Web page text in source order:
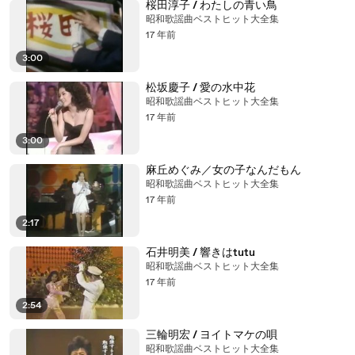
3:00
桜田淳子 / わたしの青い鳥
昭和歌謡曲ベストヒット大全集
17 年前
3:00
松坂慶子 / 愛の水中花
昭和歌謡曲ベストヒット大全集
17 年前
2:17
麻丘めぐみ／女の子なんだもん
昭和歌謡曲ベストヒット大全集
17 年前
2:54
石井明美 / 響きはtutu
昭和歌謡曲ベストヒット大全集
17 年前
三輪明宏 / ヨイトマケの唄
昭和歌謡曲ベストヒット大全集